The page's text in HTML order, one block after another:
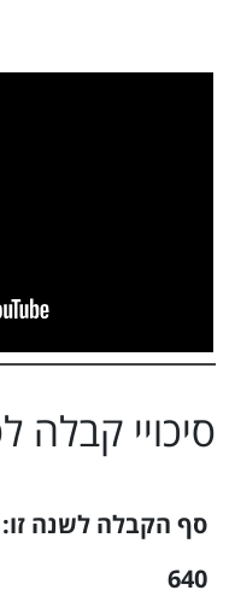
סיכויי קבלה ל
סף הקבלה לשנה זו:
640